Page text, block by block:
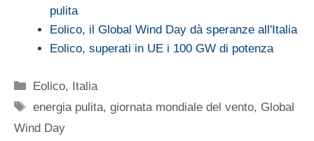
pulita
Eolico, il Global Wind Day dà speranze all'Italia
Eolico, superati in UE i 100 GW di potenza
Categorie
Eolico, Italia
Tag
energia pulita,giornata mondiale del vento, Global
Wind Day